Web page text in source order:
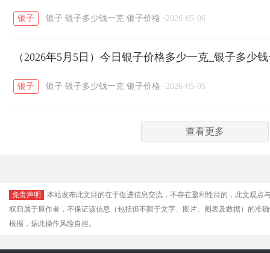
银子 银子 银子多少钱一克 银子价格 · 2026-05-06
（2026年5月5日）今日银子价格多少一克_银子多少
银子 银子 银子多少钱一克 银子价格 · 2026-05-05
查看更多
免责声明
本站发布此文目的在于促进信息交流，不存在盈利性目的，此文观
权归属于原作者，不保证该信息（包括但不限于文字、图片、图表及数据）的准
根据，据此操作风险自担。